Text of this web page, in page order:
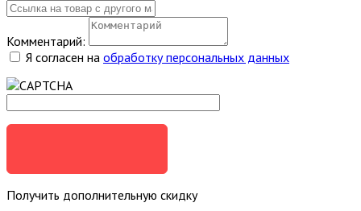
Комментарий:
Я согласен на обработку персональных данных
Получить дополнительную скидку